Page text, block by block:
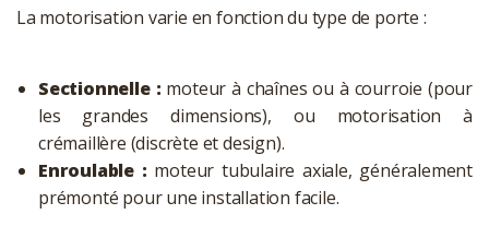
La motorisation varie en fonction du type de porte :
Sectionnelle : moteur à chaînes ou à courroie (pour
les grandes dimensions), ou motorisation à
crémaillère (discrète et design).
Enroulable : moteur tubulaire axiale, généralement
prémonté pour une installation facile.